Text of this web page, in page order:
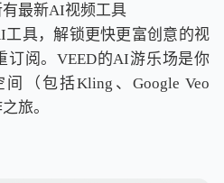
最新AI视频工具
工具，解锁更快更富创意的视
阅。VEED的AI游乐场是你
（包括Kling、Google Veo
旅。